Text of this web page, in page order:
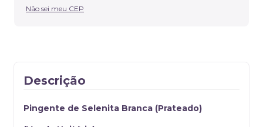
Não sei meu CEP
Descrição
Pingente de Selenita Branca (Prateado)